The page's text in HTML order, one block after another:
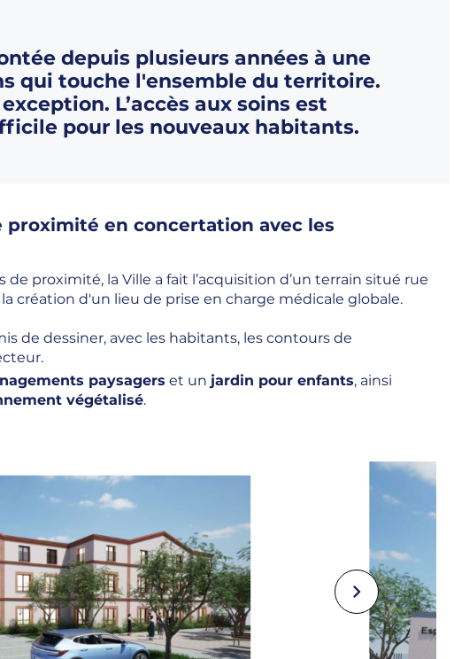
depuis plusieurs années à une
qui touche l'ensemble du territoire.
L’accès aux soins est
pour les nouveaux habitants.
proximité en concertation avec les
de proximité, la Ville a fait l’acquisition d’un terrain situé rue
création d'un lieu de prise en charge médicale globale.
de dessiner, avec les habitants, les contours de
paysagers et un jardin pour enfants, ainsi
végétalisé.
Suivant